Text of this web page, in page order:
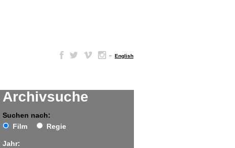
– English
Archivsuche
Suchen nach:
Film
Regie
Jahr: